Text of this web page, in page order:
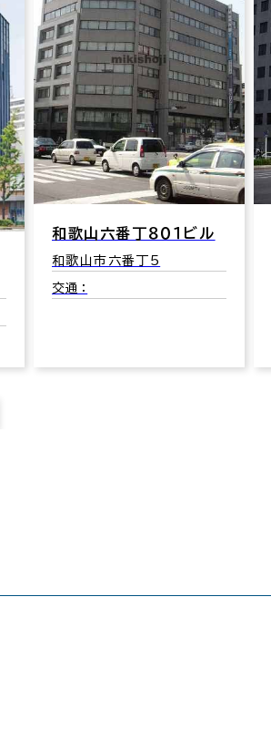
和歌山中央通りビル
和歌山市板屋町22
交通：和歌山市駅(JR) 6分